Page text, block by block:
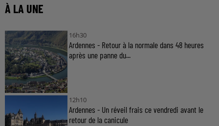
À LA UNE
16h30
Ardennes - Retour à la normale dans 48 heures
après une panne du...
12h10
Ardennes - Un réveil frais ce vendredi avant le
retour de la canicule